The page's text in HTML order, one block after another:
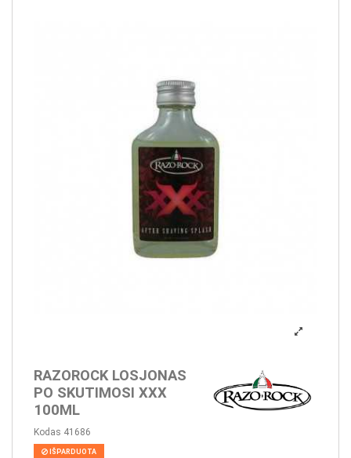
RAZOROCK LOSJONAS
PO SKUTIMOSI XXX
100ML
Kodas 41686
IŠPARDUOTA